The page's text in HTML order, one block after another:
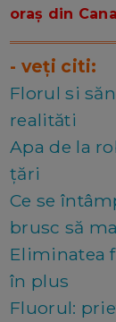
oraș din
- veți citi:
Florul si
realităti
Apa de la
țări
Ce se
brusc să
Eliminatea
în plus
Fluorul: